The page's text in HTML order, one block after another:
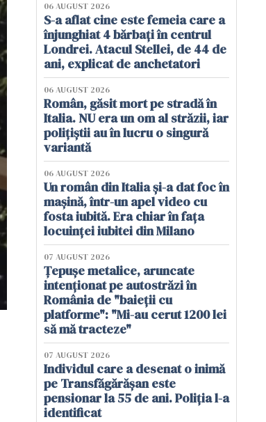
06 AUGUST 2026
S-a aflat cine este femeia care a
înjunghiat 4 bărbați în centrul
Londrei. Atacul Stellei, de 44 de
ani, explicat de anchetatori
06 AUGUST 2026
Român, găsit mort pe stradă în
Italia. NU era un om al străzii, iar
polițiștii au în lucru o singură
variantă
06 AUGUST 2026
Un român din Italia și-a dat foc în
mașină, într-un apel video cu
fosta iubită. Era chiar în fața
locuinței iubitei din Milano
07 AUGUST 2026
Țepușe metalice, aruncate
intenționat pe autostrăzi în
România de "baieții cu
platforme": "Mi-au cerut 1200 lei
să mă tracteze"
07 AUGUST 2026
Individul care a desenat o inimă
pe Transfăgărășan este
pensionar la 55 de ani. Poliția l-a
identificat